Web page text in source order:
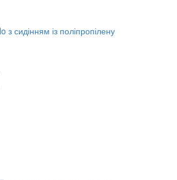
з сидінням із поліпропілену